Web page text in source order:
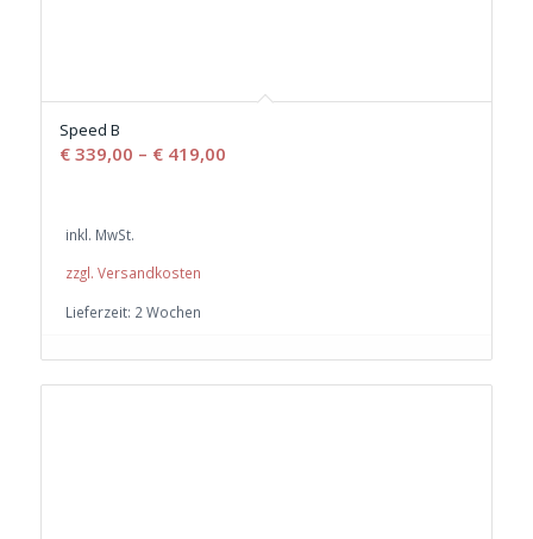
Speed B
€339,00 – €419,00
inkl. MwSt.
zzgl. Versandkosten
Lieferzeit: 2 Wochen